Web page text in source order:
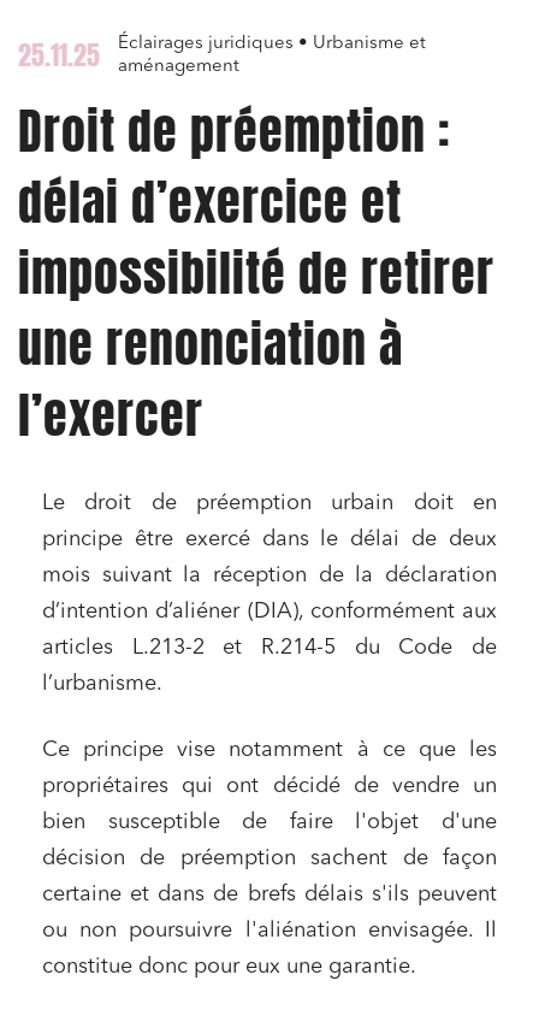
25.11.25
Éclairages juridiques • Urbanisme et
aménagement
Droit de préemption :
délai d’exercice et
impossibilité de retirer
une renonciation à
l’exercer
Le droit de préemption urbain doit en
principe être exercé dans le délai de deux
mois suivant la réception de la déclaration
d’intention d’aliéner (DIA), conformément aux
articles L.213-2 et R.214-5 du Code de
l’urbanisme.
Ce principe vise notamment à ce que les
propriétaires qui ont décidé de vendre un
bien susceptible de faire l'objet d'une
décision de préemption sachent de façon
certaine et dans de brefs délais s'ils peuvent
ou non poursuivre l'aliénation envisagée. Il
constitue donc pour eux une garantie.